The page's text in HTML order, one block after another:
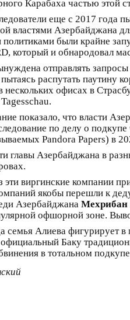
Карабаха частью этой
еще с 2017 года
властями Азербайджана
были крайне
который и обнародовал
отправлять
распутать паутину
нескольких офисах в
показало, что власти
по делу о
Pandora Papers) в
главы Азербайджана в
эти виргинские компании
якобы перешли к
Азербайджана Мехрибан
офшорной зоне.
семья Алиева фигурирует
Баку
в тотальном